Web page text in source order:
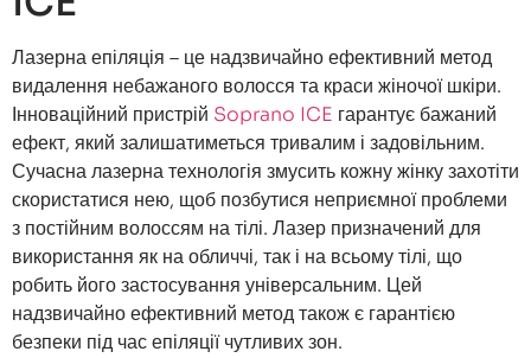
Лазерна епіляція – це надзвичайно ефективний метод
видалення небажаного волосся та краси жіночої шкіри.
Інноваційний пристрій Soprano ICE гарантує бажаний
ефект, який залишатиметься тривалим і задовільним.
Сучасна лазерна технологія змусить кожну жінку захотіти
скористатися нею, щоб позбутися неприємної проблеми
з постійним волоссям на тілі. Лазер призначений для
використання як на обличчі, так і на всьому тілі, що
робить його застосування універсальним. Цей
надзвичайно ефективний метод також є гарантією
безпеки під час епіляції чутливих зон.